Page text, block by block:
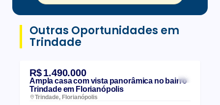
Outras Oportunidades em
Trindade
R$ 1.490.000
Ampla casa com vista panorâmica no bairro
Trindade em Florianópolis
Trindade, Florianópolis